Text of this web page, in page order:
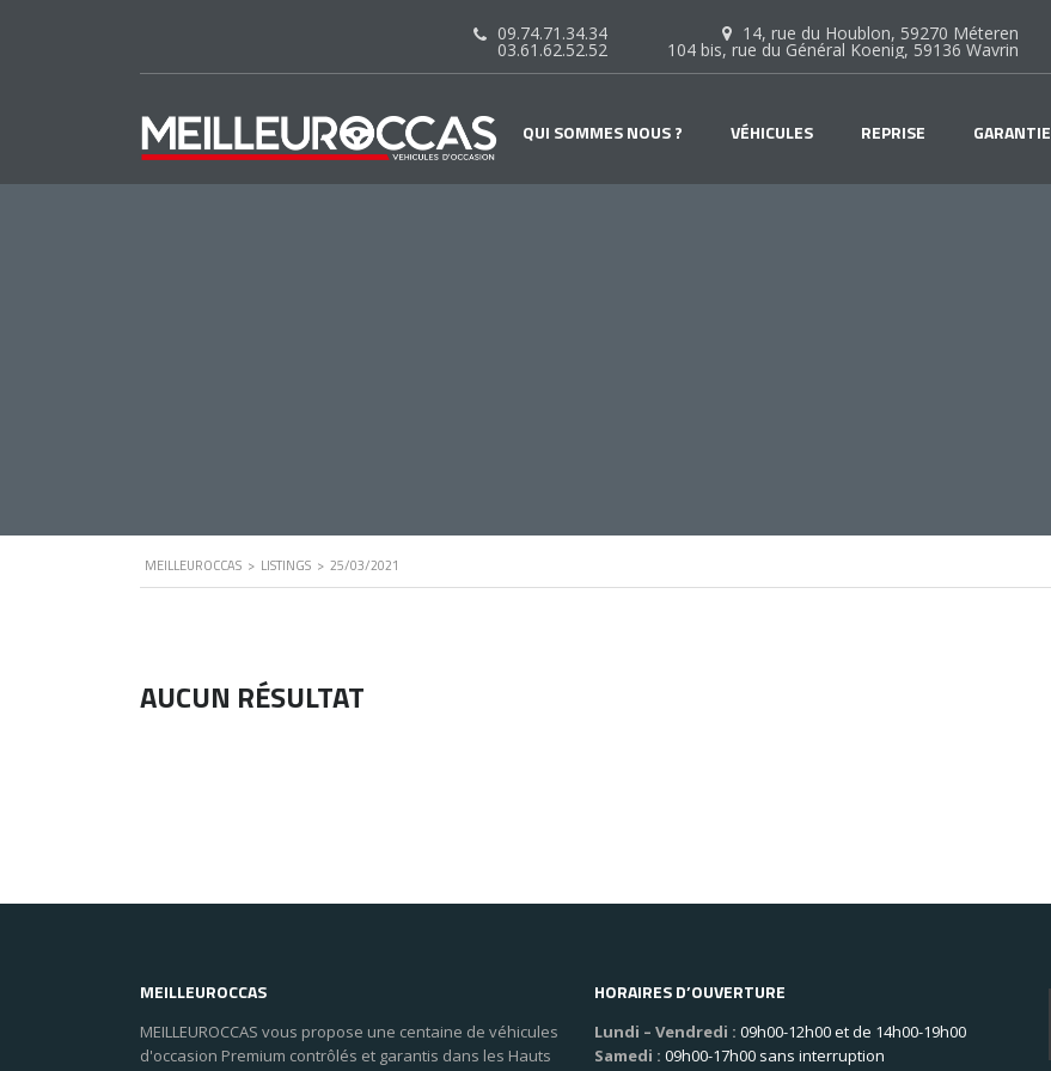
14, rue du Houblon, 59270 Méteren
104 bis, rue du Général Koenig, 59136 Wavrin
09.74.71.34.34
03.61.62.52.52
QUI SOMMES NOUS ? VÉHICULES REPRISE GARANTIE
MEILLEUROCCAS > LISTINGS > 25/03/2021
AUCUN RÉSULTAT
MEILLEUROCCAS
MEILLEUROCCAS vous propose une centaine de véhicules
d'occasion Premium contrôlés et garantis dans les Hauts
HORAIRES D’OUVERTURE
Lundi – Vendredi : 09h00-12h00 et de 14h00-19h00
Samedi : 09h00-17h00 sans interruption